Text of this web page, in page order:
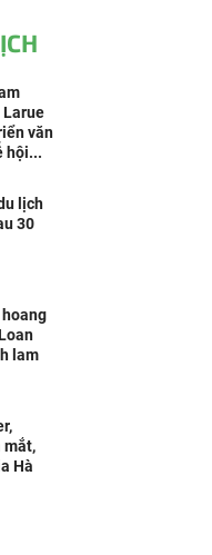
Larue
văn
hội...
lịch
30
lam
mắt,
Hà